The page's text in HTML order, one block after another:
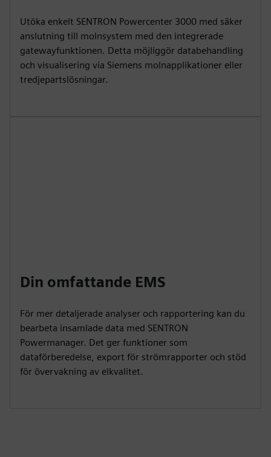
Utöka enkelt SENTRON Powercenter 3000 med säker
anslutning till molnsystem med den integrerade
gatewayfunktionen. Detta möjliggör databehandling
och visualisering via Siemens molnapplikationer eller
tredjepartslösningar.
Din omfattande EMS
För mer detaljerade analyser och rapportering kan du
bearbeta insamlade data med SENTRON
Powermanager. Det ger funktioner som
dataförberedelse, export för strömrapporter och stöd
för övervakning av elkvalitet.